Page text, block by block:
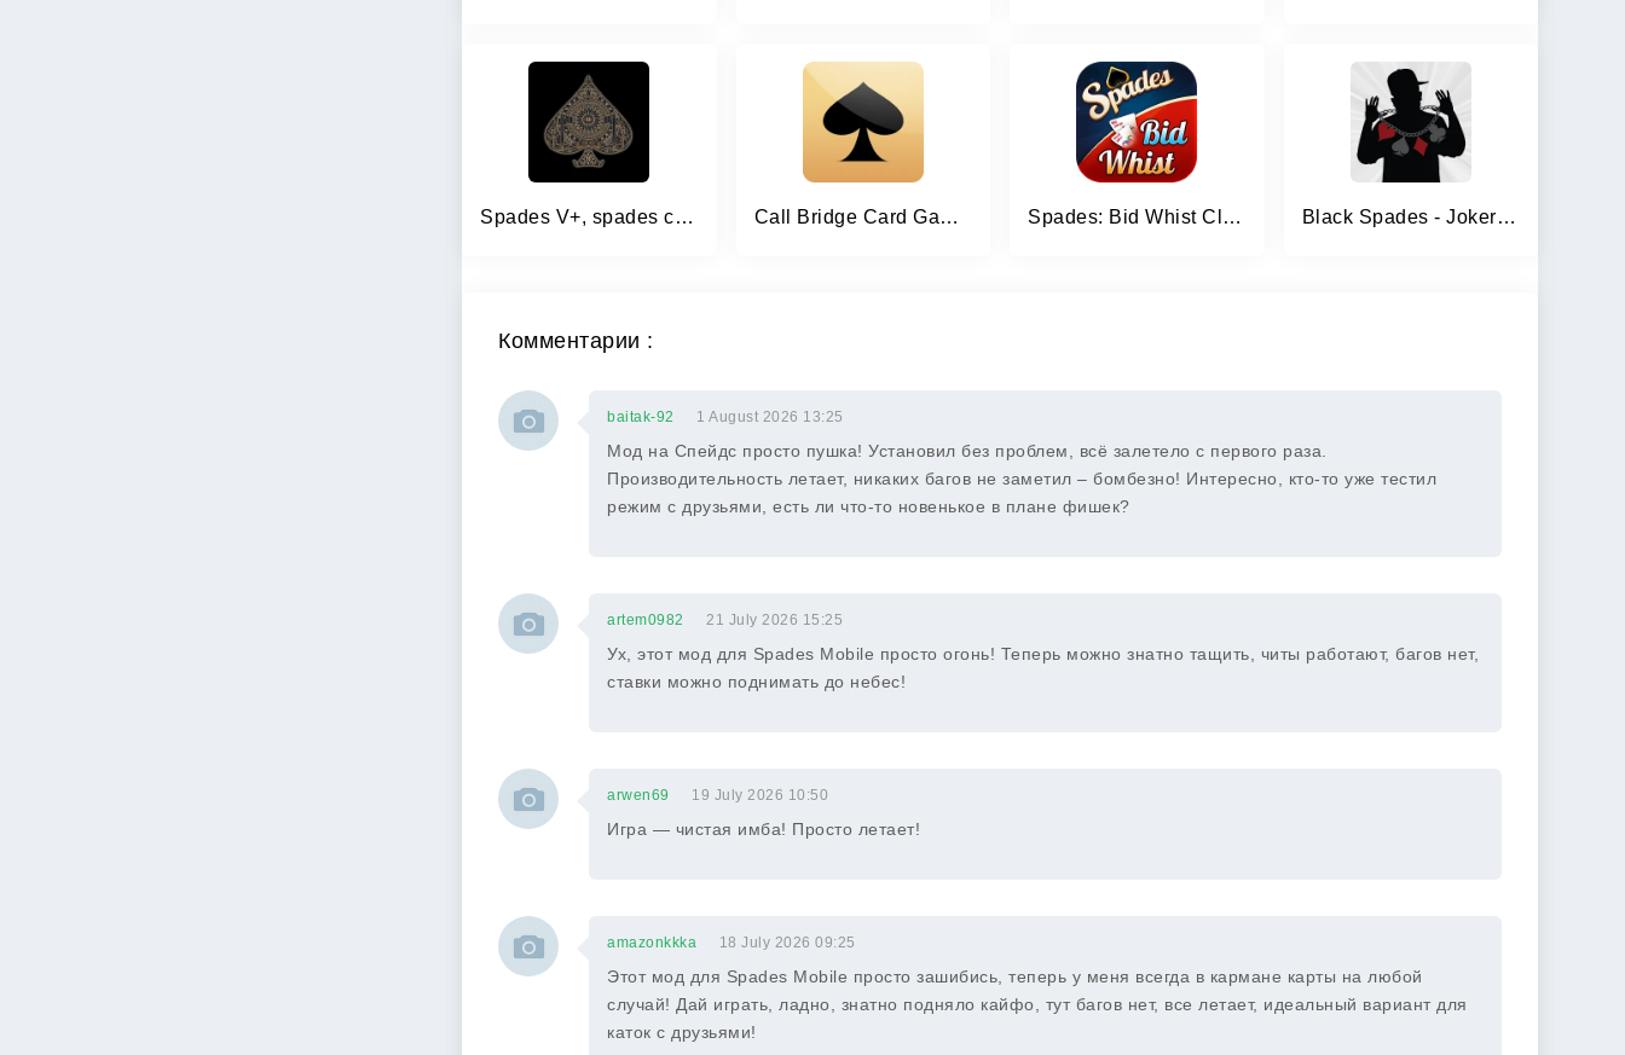
Spades V+, spades card game Call Bridge Card Game - Spades Spades: Bid Whist Classic Game Black Spades - Jokers & Prizes
Комментарии :
baitak-92 1 August 2026 13:25
Мод на Спейдс просто пушка! Установил без проблем, всё залетело с первого раза.
Производительность летает, никаких багов не заметил – бомбезно! Интересно, кто-то уже тестил
режим с друзьями, есть ли что-то новенькое в плане фишек?
artem0982 21 July 2026 15:25
Ух, этот мод для Spades Mobile просто огонь! Теперь можно знатно тащить, читы работают, багов нет,
ставки можно поднимать до небес!
arwen69 19 July 2026 10:50
Игра — чистая имба! Просто летает!
amazonkkka 18 July 2026 09:25
Этот мод для Spades Mobile просто зашибись, теперь у меня всегда в кармане карты на любой
случай! Дай играть, ладно, знатно подняло кайфо, тут багов нет, все летает, идеальный вариант для
каток с друзьями!